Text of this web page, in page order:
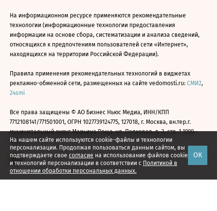
На нашем сайте используются cookie-файлы и технологии
персонализации. Продолжая пользоваться данным сайтом, вы
подтверждаете свое согласие на использование файлов cookie
и технологий персонализации в соответствии с Политикой в
отношении обработки персональных данных.
ОК
На информационном ресурсе применяются рекомендательные
технологии (информационные технологии предоставления
информации на основе сбора, систематизации и анализа сведений,
относящихся к предпочтениям пользователей сети «Интернет»,
находящихся на территории Российской Федерации).
Правила применения рекомендательных технологий в виджетах
рекламно-обменной сети, размещенных на сайте vedomosti.ru: СМИ2,
24smi
Все права защищены © АО Бизнес Ньюс Медиа, ИНН/КПП
7712108141/771501001, ОГРН 1027739124775, 127018, г. Москва, вн.тер.г.
муниципальный округ Марьина Роща, ул. Полковая, д. 3, стр. 1 1999—
2026